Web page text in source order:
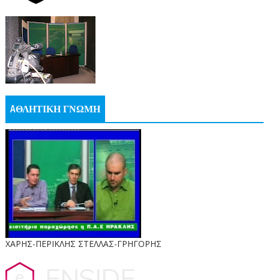
AΘΛΗΤΙΚΗ ΓΝΩΜΗ
ΧΑΡΗΣ-ΠΕΡΙΚΛΗΣ ΣΤΕΛΛΑΣ-ΓΡΗΓΟΡΗΣ